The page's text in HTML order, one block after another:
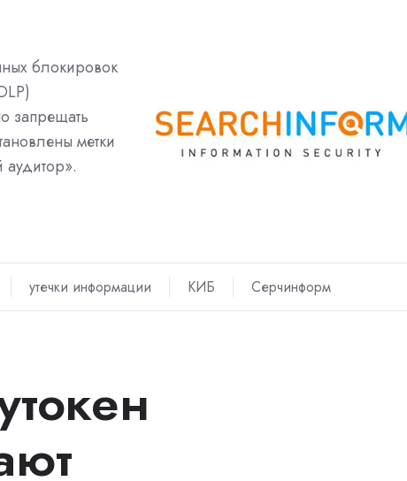
блокировок
запрещать
метки
утечки информации КИБ Серчинформ